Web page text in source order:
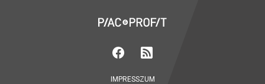
IMPRESSZUM